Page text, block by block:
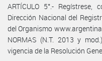
ARTÍCULO 5°.- Regístrese,
Dirección Nacional del
del Organismo
NORMAS (N.T. 2013 y
vigencia de la Resolución